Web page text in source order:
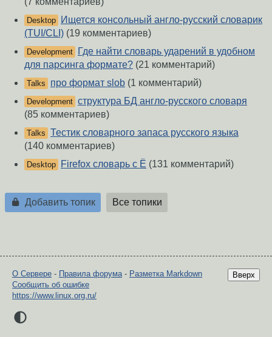
Desktop
Ищется консольный англо-русский словарик
(TUI/CLI) (19 комментариев)
Development
Где найти словарь ударений в удобном
для парсинга формате? (21 комментарий)
Talks про формат slob (1 комментарий)
Development структура БД англо-русского словаря
(85 комментариев)
Talks Тестик словарного запаса русского языка
(140 комментариев)
Desktop Firefox словарь с Ё (131 комментарий)
Добавить топик Все топики
Вверх
О Сервере - Правила форума - Разметка Markdown
Сообщить об ошибке
https://www.linux.org.ru/